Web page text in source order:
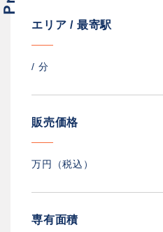
エリア / 最寄駅
/ 分
販売価格
万円（税込）
専有面積